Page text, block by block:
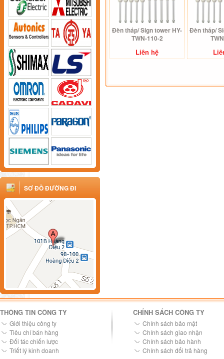
SƠ ĐỒ ĐƯỜNG ĐI
Đèn tháp/ Sign tower HY-
TWN-110-2
Liên hệ
Đèn tháp/
THÔNG TIN CÔNG TY
Giới thiệu công ty
Tiêu chí bán hàng
Đối tác chiến lược
Triết lý kinh doanh
CHÍNH SÁCH CÔNG TY
Chính sách bảo mật
Chính sách giao nhận
Chính sách bảo hành
Chính sách đổi trả hàng